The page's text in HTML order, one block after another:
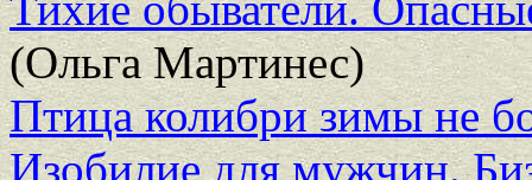
(Ольга Мартинес)
Птица колибри зимы не
Изобилие для мужчин.